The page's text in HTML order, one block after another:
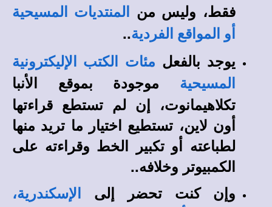
فقط، وليس من
المنتديات المسيحية
أو المواقع الفردية..
يوجد بالفعل مئات الكتب الإليكترونية
المسيحية
موجودة بموقع الأنبا
تكلاهيمانوت، إن لم تستطع قراءتها
أون لاين، تستطيع اختيار ما تريد منها
لطباعته أو تكبير الخط وقراءته على
الكمبيوتر وخلافه..
وإن كنت تحضر إلى
الإسكندرية،